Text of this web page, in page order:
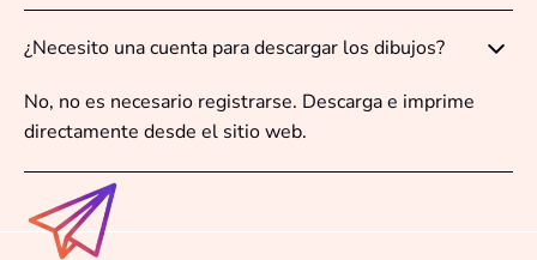
¿Necesito una cuenta para descargar los dibujos?
No, no es necesario registrarse. Descarga e imprime
directamente desde el sitio web.